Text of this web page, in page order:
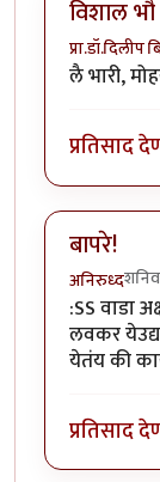
विशाल
प्रा.डॉ.दिलीप
लै भारी,
प्रतिसाद
बापरे!
अनिरुध्द
:SS वाडा
लवकर
येतंय की
प्रतिसाद